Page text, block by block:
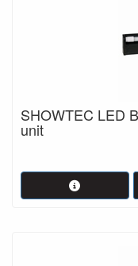
SHOWTEC LED
unit